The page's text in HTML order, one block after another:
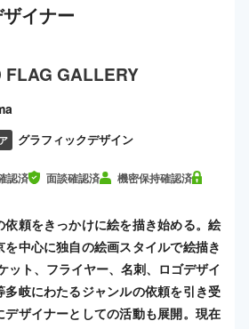
イナー
FLAG GALLERY
グラフィックデザイン
認済 面談確認済 機密保持確認済
頼をきっかけに絵を描き始める。絵
中心に独自の絵画スタイルで絵描き
ット、フライヤー、名刺、ロゴデザイ
多岐にわたるジャンルの依頼を引き受
デザイナーとしての活動も展開。現在